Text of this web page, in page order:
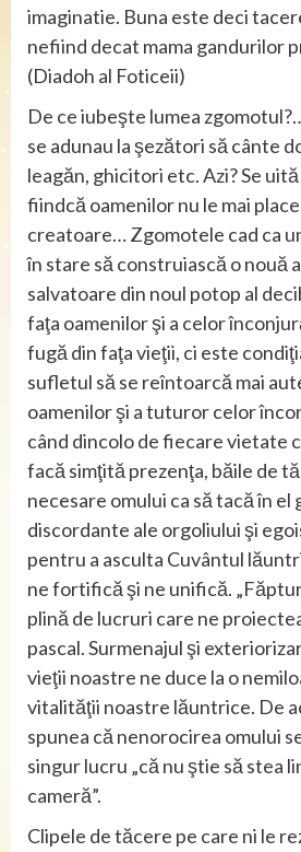
imaginatie. Buna este deci
nefiind decat mama gandurilor
(Diadoh al Foticeii)
De ce iubeşte lumea
se adunau la şezători să cânte
leagăn, ghicitori etc. Azi? Se
fiindcă oamenilor nu le mai
creatoare… Zgomotele cad ca
în stare să construiască o nouă
salvatoare din noul potop al
faţa oamenilor şi a celor
fugă din faţa vieţii, ci este
sufletul să se reîntoarcă mai
oamenilor şi a tuturor celor
când dincolo de fiecare vietate
facă simţită prezenţa, băile de
necesare omului ca să tacă în el
discordante ale orgoliului şi
pentru a asculta Cuvântul
ne fortifică şi ne unifică.
plină de lucruri care ne
pascal. Surmenajul şi
vieţii noastre ne duce la o
vitalităţii noastre lăuntrice. De
spunea că nenorocirea omului
singur lucru „că nu ştie să stea
cameră”.
Clipele de tăcere pe care ni le